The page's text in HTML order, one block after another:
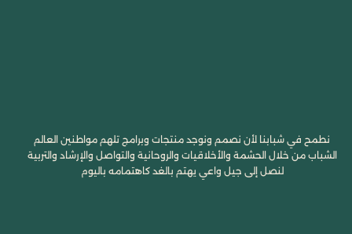
نطمح في شبابنا لأن نصمم ونوجد منتجات وبرامج تلهم مواطنين العالم
الشباب من خلال الحشمة والأخلاقيات والروحانية والتواصل والإرشاد والتربية
لنصل إلى جيل واعي يهتم بالغد كاهتمامه باليوم